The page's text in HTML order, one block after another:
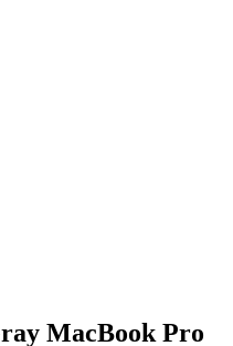
MacBook Pro